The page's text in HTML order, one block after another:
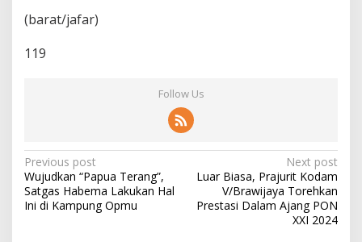
(barat/jafar)
119
Follow Us
P
o
s
Previous post
Wujudkan “Papua Terang”,
Satgas Habema Lakukan Hal
Ini di Kampung Opmu
Next post
Luar Biasa, Prajurit Kodam
V/Brawijaya Torehkan
Prestasi Dalam Ajang PON
XXI 2024